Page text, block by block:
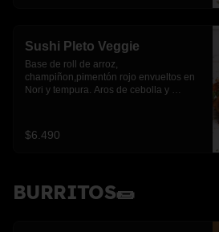
Sushi Pleto Veggie
Base de roll de arroz,
champiñon,pimentón rojo envueltos en
Nori y tempura. Aros de cebolla y
$6.490
BURRITOS🌯